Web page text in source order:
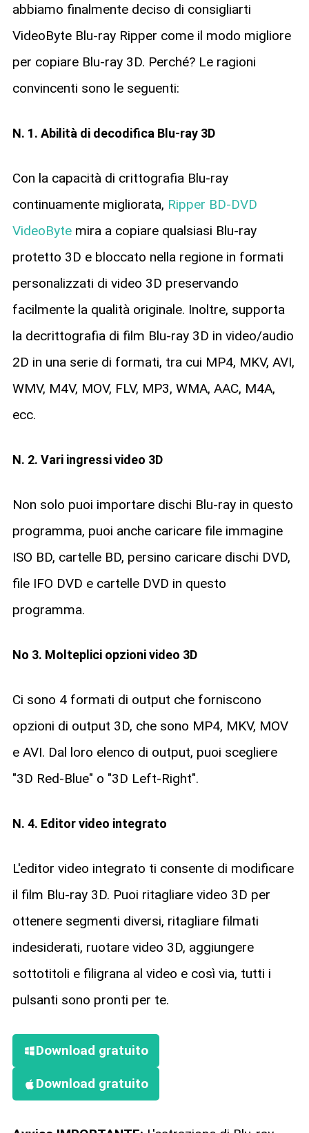
abbiamo finalmente deciso di consigliarti
VideoByte Blu-ray Ripper come il modo migliore
per copiare Blu-ray 3D. Perché? Le ragioni
convincenti sono le seguenti:
N. 1. Abilità di decodifica Blu-ray 3D
Con la capacità di crittografia Blu-ray
continuamente migliorata, Ripper BD-DVD
VideoBytemira a copiare qualsiasi Blu-ray
protetto 3D e bloccato nella regione in formati
personalizzati di video 3D preservando
facilmente la qualità originale. Inoltre, supporta
la decrittografia di film Blu-ray 3D in video/audio
2D in una serie di formati, tra cui MP4, MKV, AVI,
WMV, M4V, MOV, FLV, MP3, WMA, AAC, M4A,
ecc.
N. 2. Vari ingressi video 3D
Non solo puoi importare dischi Blu-ray in questo
programma, puoi anche caricare file immagine
ISO BD, cartelle BD, persino caricare dischi DVD,
file IFO DVD e cartelle DVD in questo
programma.
No 3. Molteplici opzioni video 3D
Ci sono 4 formati di output che forniscono
opzioni di output 3D, che sono MP4, MKV, MOV
e AVI. Dal loro elenco di output, puoi scegliere
"3D Red-Blue" o "3D Left-Right".
N. 4. Editor video integrato
L'editor video integrato ti consente di modificare
il film Blu-ray 3D. Puoi ritagliare video 3D per
ottenere segmenti diversi, ritagliare filmati
indesiderati, ruotare video 3D, aggiungere
sottotitoli e filigrana al video e così via, tutti i
pulsanti sono pronti per te.
Download gratuito
Download gratuito